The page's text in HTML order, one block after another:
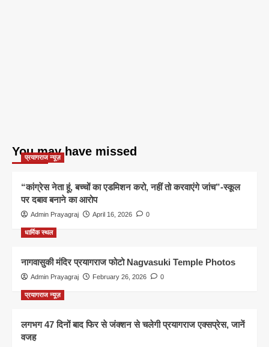
You may have missed
प्रयागराज न्यूज़
“कांग्रेस नेता हूं, बच्चों का एडमिशन करो, नहीं तो करवाएंगे जांच”-स्कूल
पर दबाव बनाने का आरोप
Admin Prayagraj April 16, 2026 0
धार्मिक स्थल
नागवासुकी मंदिर प्रयागराज फोटो Nagvasuki Temple Photos
Admin Prayagraj February 26, 2026 0
प्रयागराज न्यूज़
लगभग 47 दिनों बाद फिर से जंक्शन से चलेगी प्रयागराज एक्सप्रेस, जानें
वजह